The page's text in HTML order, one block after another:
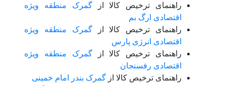
راهنمای ترخیص کالا ازگمرک منطقه ویژه
اقتصادی ارگ بم
راهنمای ترخیص کالا ازگمرک منطقه ویژه
اقتصادی انرژی پارس
راهنمای ترخیص کالا ازگمرک منطقه ویژه
اقتصادی رفسنجان
راهنمای ترخیص کالا از گمرک بندر امام خمینی